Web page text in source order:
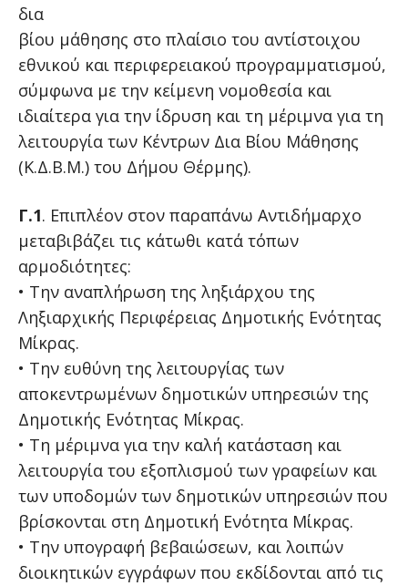
δια
βίου μάθησης στο πλαίσιο του αντίστοιχου
εθνικού και περιφερειακού προγραμματισμού,
σύμφωνα με την κείμενη νομοθεσία και
ιδιαίτερα για την ίδρυση και τη μέριμνα για τη
λειτουργία των Κέντρων Δια Βίου Μάθησης
(Κ.Δ.Β.Μ.) του Δήμου Θέρμης).
Γ.1. Επιπλέον στον παραπάνω Αντιδήμαρχο
μεταβιβάζει τις κάτωθι κατά τόπων
αρμοδιότητες:
• Την αναπλήρωση της ληξιάρχου της
Ληξιαρχικής Περιφέρειας Δημοτικής Ενότητας
Μίκρας.
• Την ευθύνη της λειτουργίας των
αποκεντρωμένων δημοτικών υπηρεσιών της
Δημοτικής Ενότητας Μίκρας.
• Τη μέριμνα για την καλή κατάσταση και
λειτουργία του εξοπλισμού των γραφείων και
των υποδομών των δημοτικών υπηρεσιών που
βρίσκονται στη Δημοτική Ενότητα Μίκρας.
• Την υπογραφή βεβαιώσεων, και λοιπών
διοικητικών εγγράφων που εκδίδονται από τις